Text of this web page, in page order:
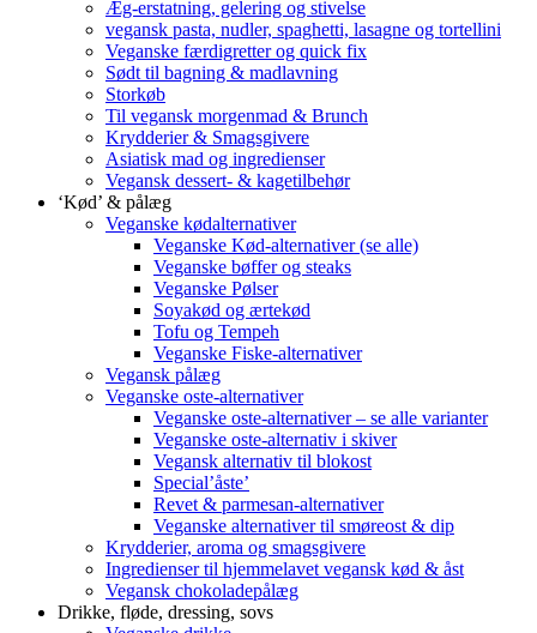
Æg-erstatning, gelering og stivelse
vegansk pasta, nudler, spaghetti, lasagne og tortellini
Veganske færdigretter og quick fix
Sødt til bagning & madlavning
Storkøb
Til vegansk morgenmad & Brunch
Krydderier & Smagsgivere
Asiatisk mad og ingredienser
Vegansk dessert- & kagetilbehør
‘Kød’ & pålæg
Veganske kødalternativer
Veganske Kød-alternativer (se alle)
Veganske bøffer og steaks
Veganske Pølser
Soyakød og ærtekød
Tofu og Tempeh
Veganske Fiske-alternativer
Vegansk pålæg
Veganske oste-alternativer
Veganske oste-alternativer – se alle varianter
Veganske oste-alternativ i skiver
Vegansk alternativ til blokost
Special’åste’
Revet & parmesan-alternativer
Veganske alternativer til smøreost & dip
Krydderier, aroma og smagsgivere
Ingredienser til hjemmelavet vegansk kød & åst
Vegansk chokoladepålæg
Drikke, fløde, dressing, sovs